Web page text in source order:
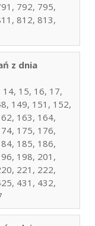
792, 795,
812, 813,
z dnia
14, 15, 16, 17,
149, 151, 152,
163, 164,
175, 176,
185, 186,
198, 201,
221, 222,
431, 432,